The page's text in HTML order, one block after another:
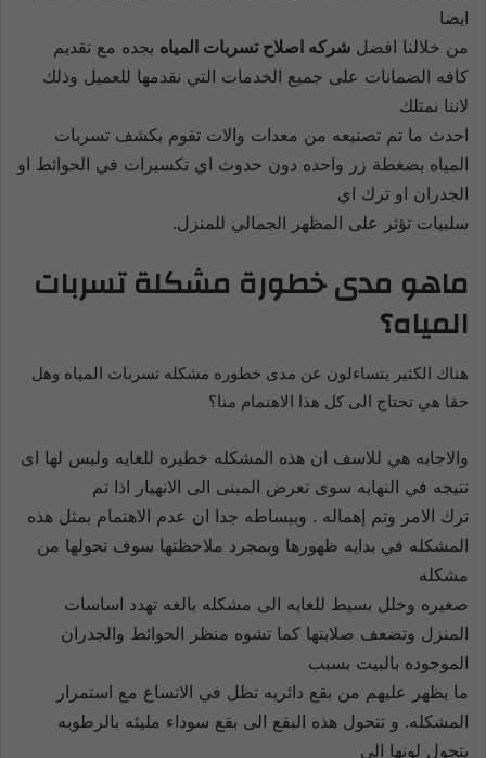
ايضا
من خلالنا افضل شركه اصلاح تسربات المياه بجده مع تقديم
كافه الضمانات على جميع الخدمات التي نقدمها للعميل وذلك
لاننا نمتلك
احدث ما تم تصنيعه من معدات والات تقوم بكشف تسربات
المياه بضغطة زر واحده دون حدوث اي تكسيرات في الحوائط او
الجدران او ترك اي
سلبيات تؤثر على المظهر الجمالي للمنزل.
ماهو مدى خطورة مشكلة تسربات
المياه؟
هناك الكثير يتساءلون عن مدى خطوره مشكله تسربات المياه وهل
حقا هي تحتاج الى كل هذا الاهتمام منا؟
والاجابه هي للاسف ان هذه المشكله خطيره للغايه وليس لها اى
نتيجه في النهايه سوى تعرض المبنى الى الانهيار اذا تم
ترك الامر وتم إهماله . وببساطه جدا ان عدم الاهتمام بمثل هذه
المشكله في بدايه ظهورها وبمجرد ملاحظتها سوف تحولها من
مشكله
صغيره وخلل بسيط للغايه الى مشكله بالغه تهدد اساسات
المنزل وتضعف صلابتها كما تشوه منظر الحوائط والجدران
الموجوده بالبيت بسبب
ما يظهر عليهم من بقع دائريه تظل في الاتساع مع استمرار
المشكله. و تتحول هذه البقع الى بقع سوداء مليئه بالرطوبه
يتحول لونها الى